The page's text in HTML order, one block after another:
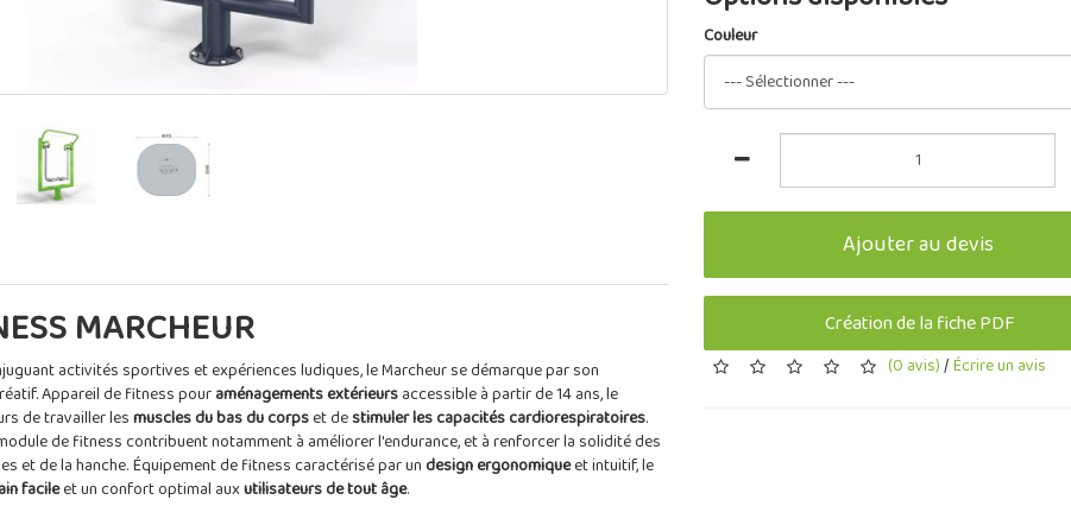
MARCHEUR
activités sportives et expériences ludiques, le Marcheur se démarque par son
Appareil de fitness pouraménagements extérieursaccessible à partir de 14 ans, le
de travailler lesmuscles du bas du corpset destimuler les capacités cardiorespiratoires.
de fitness contribuent notamment à améliorer l'endurance, et à renforcer la solidité des
et de la hanche. Équipement de fitness caractérisé par undesign ergonomiqueet intuitif, le
facileet un confort optimal auxutilisateurs de tout âge.
Couleur
Ajouter au devis
Création de la fiche PDF
(0 avis)/Écrire un avis